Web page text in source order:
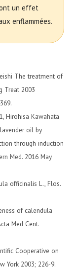
un effet
enflammées.
The treatment of
Treat 2003
Hirohisa Kawahata
oil by
through induction
Med. 2016 May
officinalis L., Flos.
of calendula
Med Cent.
Cooperative on
York 2003; 226-9.